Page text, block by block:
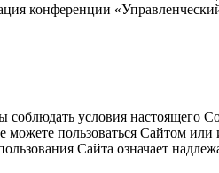
конференции
условия настоящего
пользоваться Сайтом
Сайта означает